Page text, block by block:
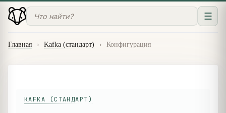
☰
Главная › Kafka (стандарт) › Конфигурация
KAFKA (СТАНДАРТ)